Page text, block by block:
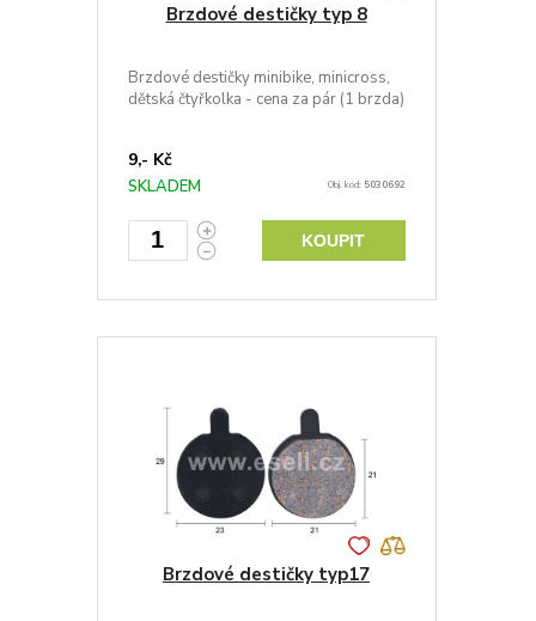
Brzdové destičky typ 8
Brzdové destičky minibike, minicross,
dětská čtyřkolka - cena za pár (1 brzda)
9,- Kč
SKLADEM Obj. kód: 5030692
KOUPIT
Brzdové destičky typ17